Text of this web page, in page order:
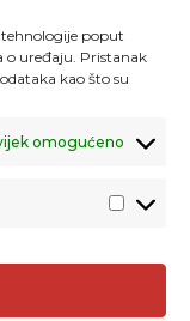
poput
uređaju. Pristanak
kao što su
omogućeno